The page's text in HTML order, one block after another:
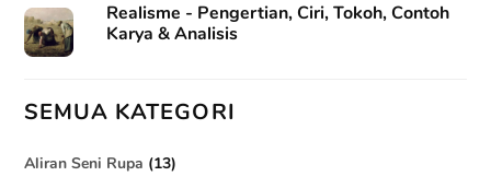
Realisme - Pengertian, Ciri, Tokoh, Contoh
Karya & Analisis
SEMUA KATEGORI
Aliran Seni Rupa (13)